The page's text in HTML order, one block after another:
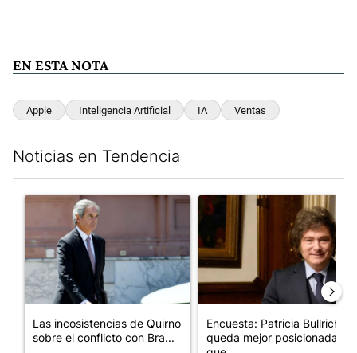
EN ESTA NOTA
Apple Inteligencia Artificial IA Ventas
Noticias en Tendencia
Un artículo de tendencia con el título "Las incosistencias de
Las incosistencias de Quirno
sobre el conflicto con Bra...
Un artículo de tendencia con
Encuesta: Patricia Bullrich
queda mejor posicionada